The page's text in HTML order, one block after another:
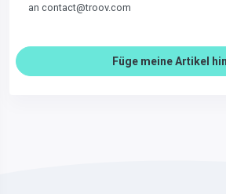
an contact@troov.com
Füge meine Artikel